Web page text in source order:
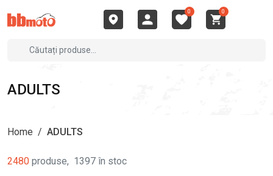
0 0
ADULTS
Home / ADULTS
2480 produse, 1397 în stoc